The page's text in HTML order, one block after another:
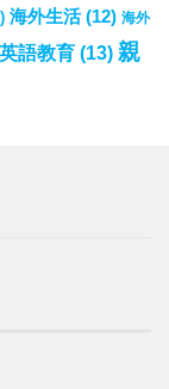
海外生活(12) 海外
英語教育 (13) 親